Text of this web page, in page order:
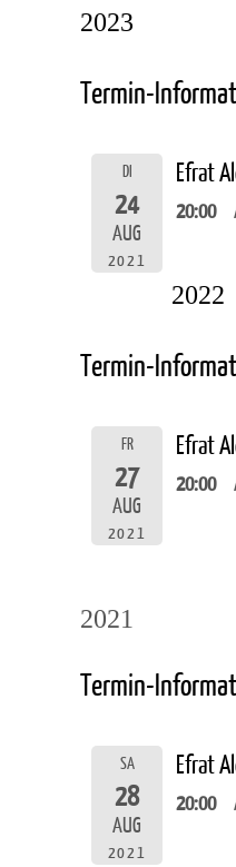
2023
Termin-
DI
24
AUG
2021
Efrat
20:00
2022
Termin-
FR
27
AUG
2021
Efrat
20:00
2021
Termin-
SA
28
AUG
2021
Efrat
20:00